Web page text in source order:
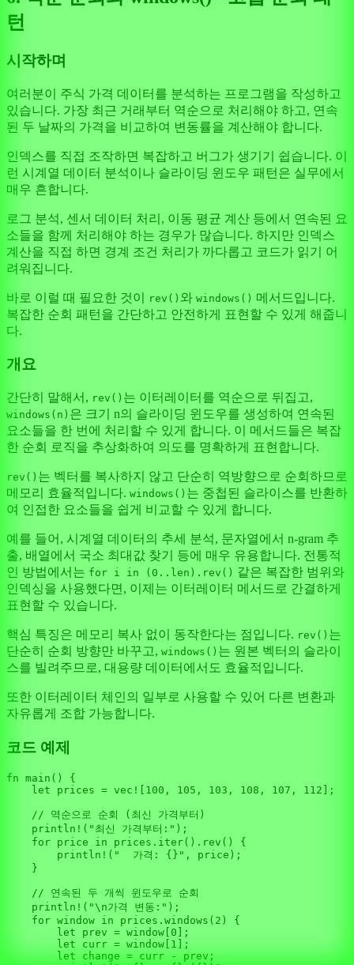
턴
시작하며
여러분이 주식 가격 데이터를 분석하는 프로그램을 작성하고
있습니다. 가장 최근 거래부터 역순으로 처리해야 하고, 연속
된 두 날짜의 가격을 비교하여 변동률을 계산해야 합니다.
인덱스를 직접 조작하면 복잡하고 버그가 생기기 쉽습니다. 이
런 시계열 데이터 분석이나 슬라이딩 윈도우 패턴은 실무에서
매우 흔합니다.
로그 분석, 센서 데이터 처리, 이동 평균 계산 등에서 연속된 요
소들을 함께 처리해야 하는 경우가 많습니다. 하지만 인덱스
계산을 직접 하면 경계 조건 처리가 까다롭고 코드가 읽기 어
려워집니다.
바로 이럴 때 필요한 것이 rev() 와 windows() 메서드입니다.
복잡한 순회 패턴을 간단하고 안전하게 표현할 수 있게 해줍니
다.
개요
간단히 말해서, rev() 는 이터레이터를 역순으로 뒤집고,
windows(n) 은 크기 n의 슬라이딩 윈도우를 생성하여 연속된
요소들을 한 번에 처리할 수 있게 합니다. 이 메서드들은 복잡
한 순회 로직을 추상화하여 의도를 명확하게 표현합니다.
rev() 는 벡터를 복사하지 않고 단순히 역방향으로 순회하므로
메모리 효율적입니다. windows() 는 중첩된 슬라이스를 반환하
여 인접한 요소들을 쉽게 비교할 수 있게 합니다.
예를 들어, 시계열 데이터의 추세 분석, 문자열에서 n-gram 추
출, 배열에서 국소 최대값 찾기 등에 매우 유용합니다. 전통적
인 방법에서는 for i in (0..len).rev() 같은 복잡한 범위와
인덱싱을 사용했다면, 이제는 이터레이터 메서드로 간결하게
표현할 수 있습니다.
핵심 특징은 메모리 복사 없이 동작한다는 점입니다. rev() 는
단순히 순회 방향만 바꾸고, windows() 는 원본 벡터의 슬라이
스를 빌려주므로, 대용량 데이터에서도 효율적입니다.
또한 이터레이터 체인의 일부로 사용할 수 있어 다른 변환과
자유롭게 조합 가능합니다.
코드 예제
fn main () {
let
prices = vec! 100 , 105 , 103 , 108 , 107 , 112 ];
// 역순으로 순회 (최신 가격부터)
println! ( "최신 가격부터:" );
for price in prices. iter(). rev () {
println! ( "  가격: {}" , price);
    }
// 연속된 두 개씩 윈도우로 순회
println! ( "\n가격 변동:" );
for window in prices. windows ( 2 ) {
let
prev = window[ 0 ];
let
curr = window[ 1 ];
let
change = curr - prev;